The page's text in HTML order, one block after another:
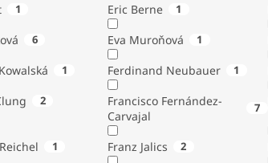
1 Eric Berne 1
6 Eva Muroňová 1
1 Ferdinand Neubauer 1
2
Francisco Fernández-
Carvajal
7
1 Franz Jalics 2